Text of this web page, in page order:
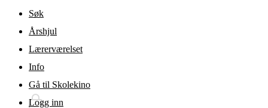
Gå til hovedinnhold
Søk
Årshjul
Lærerværelset
Info
Gå til Skolekino
Logg inn